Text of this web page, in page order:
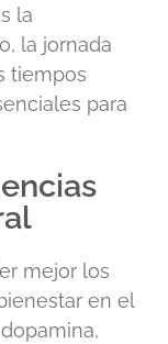
la
la jornada
tiempos
para
mejor los
en el